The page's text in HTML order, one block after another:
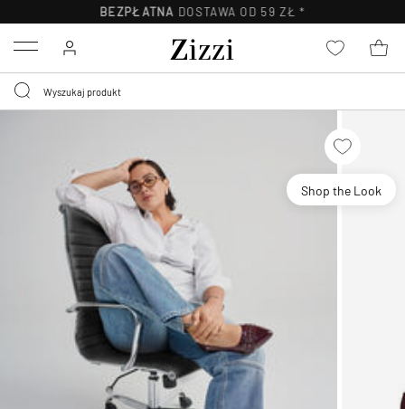
BEZPŁATNA DOSTAWA OD 59 ZŁ *
Menu
Shop the Look